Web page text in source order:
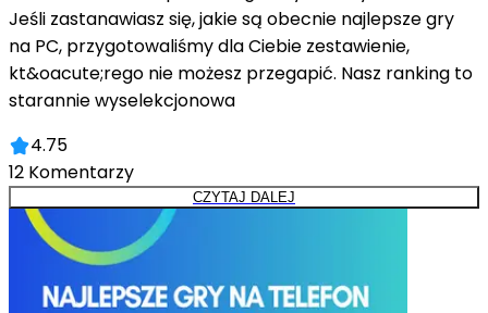
Jeśli zastanawiasz się, jakie są obecnie najlepsze gry
na PC, przygotowaliśmy dla Ciebie zestawienie,
kt&oacute;rego nie możesz przegapić. Nasz ranking to
starannie wyselekcjonowa
4.75
12 Komentarzy
CZYTAJ DALEJ